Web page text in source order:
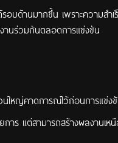
อบด้านมากขึ้น เพราะความสำเ
านร่วมกันตลอดการแข่งขัน
ใหญ่คาดการณ์ไว้ก่อนการแข่ง
าร แต่สามารถสร้างผลงานเห